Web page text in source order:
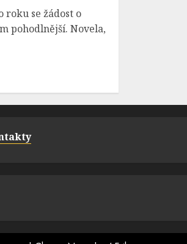
roku se žádost o
pohodlnější. Novela,